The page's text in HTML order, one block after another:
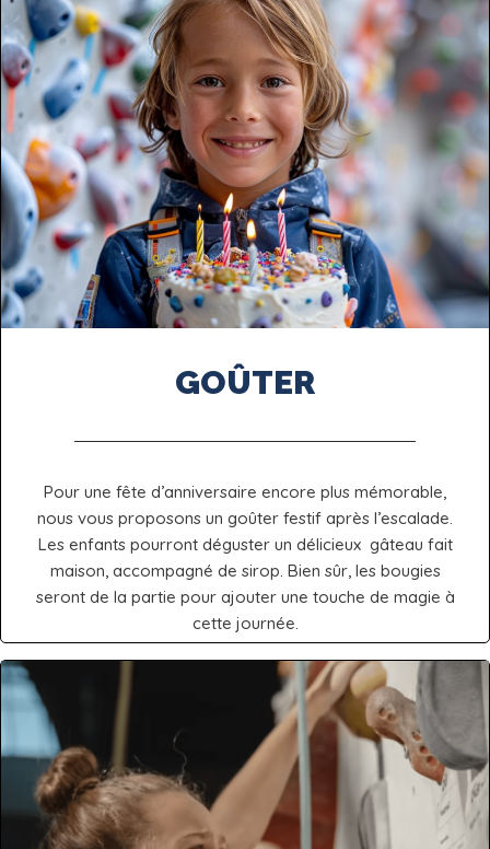
GOÛTER
Pour une fête d’anniversaire encore plus mémorable,
nous vous proposons un goûter festif après l’escalade.
Les enfants pourront déguster un délicieux gâteau fait
maison, accompagné de sirop. Bien sûr, les bougies
seront de la partie pour ajouter une touche de magie à
cette journée.